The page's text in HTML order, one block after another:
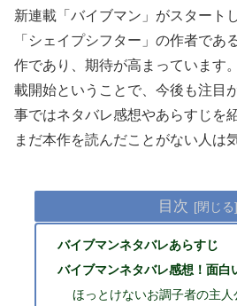
新連載「バイブマン」がスタート
「シェイプシフター」の作者であ
作であり、期待が高まっています
載開始ということで、今後も注目
事ではネタバレ感想やあらすじを
まだ本作を読んだことがない人は
目次
バイブマンネタバレあらすじ
バイブマンネタバレ感想！面白
ほっとけないお調子者の主